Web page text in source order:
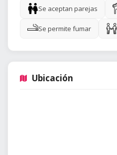
Se aceptan parejas
Se permite fumar
Ubicación